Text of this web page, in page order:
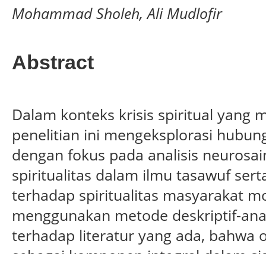
Mohammad Sholeh, Ali Mudlofir
Abstract
Dalam konteks krisis spiritual yang
penelitian ini mengeksplorasi
dengan fokus pada analisis
spiritualitas dalam ilmu tasawuf
terhadap spiritualitas masyarakat
menggunakan metode deskriptif-
terhadap literatur yang ada, bahwa